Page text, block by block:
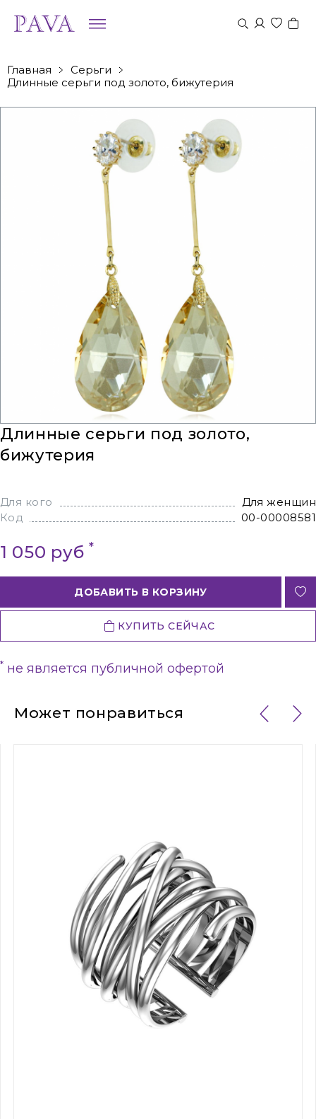
Главная
Серьги
Длинные серьги под золото, бижутерия
Длинные серьги под золото,
бижутерия
Для кого
Для женщин
Код
00-00008581
1 050 руб*
ДОБАВИТЬ В КОРЗИНУ
КУПИТЬ СЕЙЧАС
* не является публичной офертой
Может понравиться